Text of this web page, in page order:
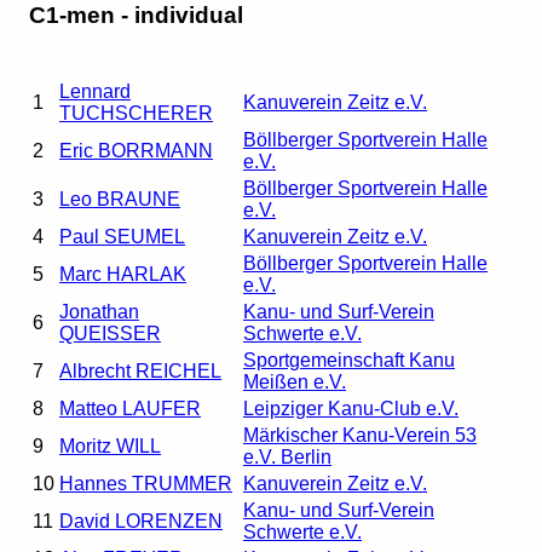
C1-men - individual
1
Lennard
TUCHSCHERER
Kanuverein Zeitz e.V.
2 Eric BORRMANN
Böllberger Sportverein Halle
e.V.
3
Leo BRAUNE
Böllberger Sportverein Halle
e.V.
4
Paul SEUMEL
Kanuverein Zeitz e.V.
5
Marc HARLAK
Böllberger Sportverein Halle
e.V.
6
Jonathan
QUEISSER
Kanu- und Surf-Verein
Schwerte e.V.
7
Albrecht REICHEL
Sportgemeinschaft Kanu
Meißen e.V.
8
Matteo LAUFER
Leipziger Kanu-Club e.V.
9
Moritz WILL
Märkischer Kanu-Verein 53
e.V. Berlin
10 Hannes TRUMMER
Kanuverein Zeitz e.V.
11 David LORENZEN
Kanu- und Surf-Verein
Schwerte e.V.